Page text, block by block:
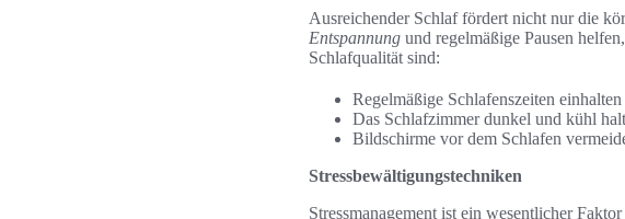
Ausreichender Schlaf fördert nicht nur die
Entspannung und regelmäßige Pausen
Schlafqualität sind:
Regelmäßige Schlafenszeiten einhalten
Das Schlafzimmer dunkel und kühl
Bildschirme vor dem Schlafen
Stressbewältigungstechniken
Stressmanagement ist ein wesentlicher